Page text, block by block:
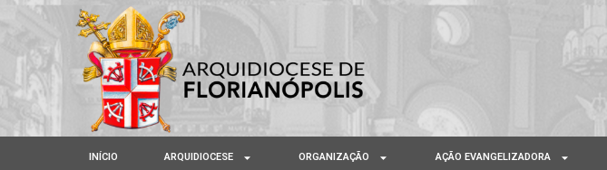
INÍCIO ARQUIDIOCESE ORGANIZAÇÃO AÇÃO EVANGELIZADORA